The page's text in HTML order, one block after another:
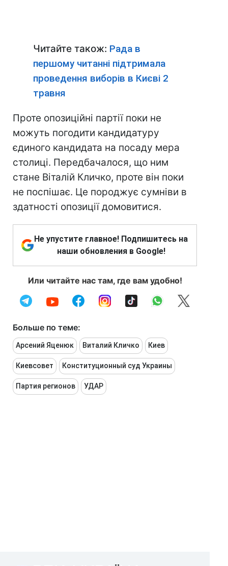
Читайте також: Рада в
першому читанні підтримала
проведення виборів в Києві 2
травня
Проте опозиційні партії поки не
можуть погодити кандидатуру
єдиного кандидата на посаду мера
столиці. Передбачалося, що ним
стане Віталій Кличко, проте він поки
не поспішає. Це породжує сумніви в
здатності опозиції домовитися.
Не упустите главное! Подпишитесь на
наши обновления в Google!
Или читайте нас там, где вам удобно!
Больше по теме:
Арсений Яценюк Виталий Кличко Киев
Киевсовет Конституционный суд Украины
Партия регионов УДАР